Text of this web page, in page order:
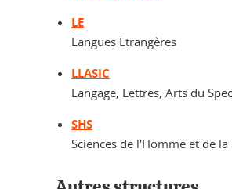
LE
Langues Etrangères
LLASIC
Langage, Lettres, Arts du
SHS
Sciences de l'Homme et de la